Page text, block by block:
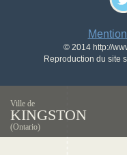
© 2014 http://
Reproduction du site
Ville de
KINGSTON
(Ontario)